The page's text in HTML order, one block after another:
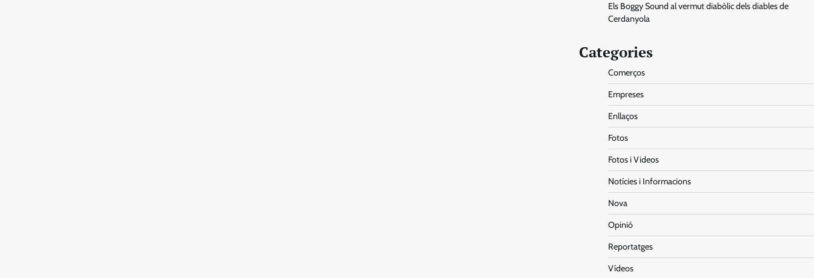
Els Boggy Sound al vermut diabòlic dels diables de
Cerdanyola
Categories
Comerços
Empreses
Enllaços
Fotos
Fotos i Videos
Notícies i Informacions
Nova
Opinió
Reportatges
Vídeos